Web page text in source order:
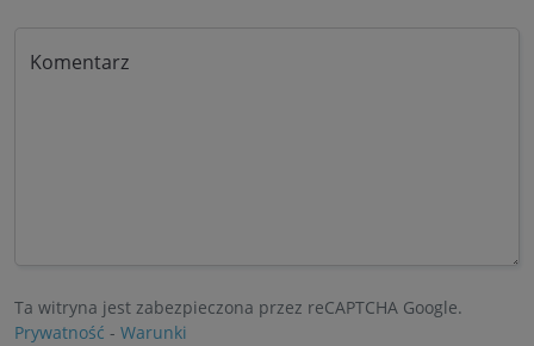
Komentarz
Ta witryna jest zabezpieczona przez reCAPTCHA Google.
Prywatność - Warunki